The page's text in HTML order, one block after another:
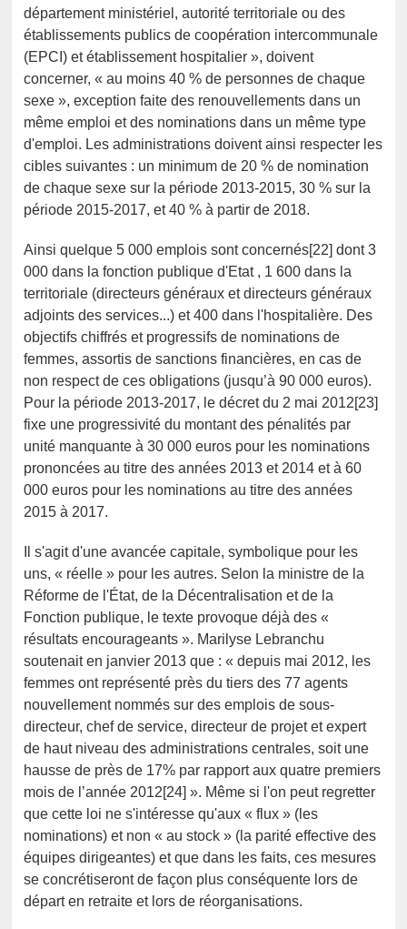
département ministériel, autorité territoriale ou des
établissements publics de coopération intercommunale
(EPCI) et établissement hospitalier », doivent
concerner, « au moins 40 % de personnes de chaque
sexe », exception faite des renouvellements dans un
même emploi et des nominations dans un même type
d'emploi. Les administrations doivent ainsi respecter les
cibles suivantes : un minimum de 20 % de nomination
de chaque sexe sur la période 2013-2015, 30 % sur la
période 2015-2017, et 40 % à partir de 2018.
Ainsi quelque 5 000 emplois sont concernés[22] dont 3
000 dans la fonction publique d'Etat , 1 600 dans la
territoriale (directeurs généraux et directeurs généraux
adjoints des services...) et 400 dans l'hospitalière. Des
objectifs chiffrés et progressifs de nominations de
femmes, assortis de sanctions financières, en cas de
non respect de ces obligations (jusqu’à 90 000 euros).
Pour la période 2013-2017, le décret du 2 mai 2012[23]
fixe une progressivité du montant des pénalités par
unité manquante à 30 000 euros pour les nominations
prononcées au titre des années 2013 et 2014 et à 60
000 euros pour les nominations au titre des années
2015 à 2017.
Il s'agit d'une avancée capitale, symbolique pour les
uns, « réelle » pour les autres. Selon la ministre de la
Réforme de l'État, de la Décentralisation et de la
Fonction publique, le texte provoque déjà des «
résultats encourageants ». Marilyse Lebranchu
soutenait en janvier 2013 que : « depuis mai 2012, les
femmes ont représenté près du tiers des 77 agents
nouvellement nommés sur des emplois de sous-
directeur, chef de service, directeur de projet et expert
de haut niveau des administrations centrales, soit une
hausse de près de 17% par rapport aux quatre premiers
mois de l’année 2012[24] ». Même si l'on peut regretter
que cette loi ne s'intéresse qu'aux « flux » (les
nominations) et non « au stock » (la parité effective des
équipes dirigeantes) et que dans les faits, ces mesures
se concrétiseront de façon plus conséquente lors de
départ en retraite et lors de réorganisations.